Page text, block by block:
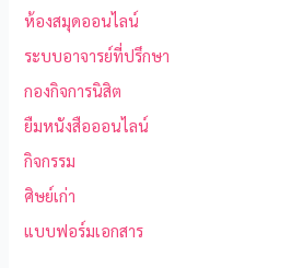
ห้องสมุดออนไลน์
ระบบอาจารย์ที่ปรึกษา
กองกิจการนิสิต
ยืมหนังสือออนไลน์
กิจกรรม
ศิษย์เก่า
แบบฟอร์มเอกสาร